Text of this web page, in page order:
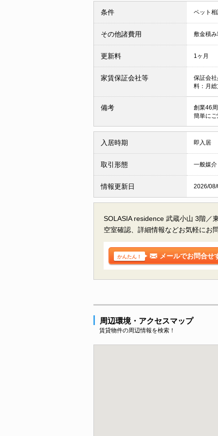
条件 ペット
その他諸費用 敷金積
更新料 1ヶ月
家賃保証会社等
保証会
料：月
備考
創業46
簡単に
入居時期 即入居
取引形態 一般媒介
情報更新日 2026/08/
SOLASIA residence 武蔵小山 3階／
空室確認、詳細情報などお気軽にお
かんたん！ メールでお問合せ
周辺環境・アクセスマップ
賃貸物件の周辺情報を検索！